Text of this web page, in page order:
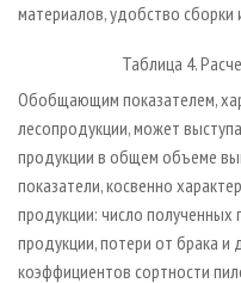
материалов, удобство сборки
Таблица 4.
Обобщающим показателем,
лесопродукции, может
продукции в общем объеме
показатели, косвенно
продукции: число полученных
продукции, потери от брака и
коэффициентов сортности